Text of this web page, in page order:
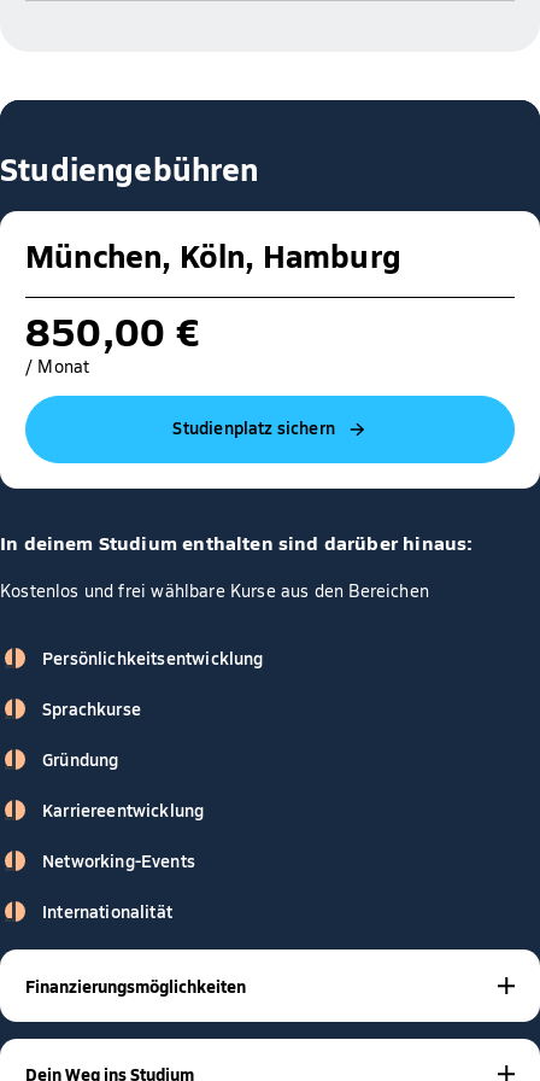
Studiengebühren
München, Köln, Hamburg
850,00 €
/ Monat
Studienplatz sichern
In deinem Studium enthalten sind darüber hinaus:
Kostenlos und frei wählbare Kurse aus den Bereichen
Persönlichkeitsentwicklung
Sprachkurse
Gründung
Karriereentwicklung
Networking-Events
Internationalität
Finanzierungsmöglichkeiten
MitBAföG,StipendienoderStudienkreditengibt es viele
Dein Weg ins Studium